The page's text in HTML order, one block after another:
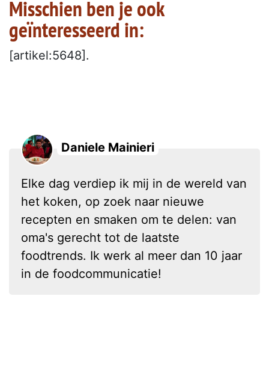
Misschien ben je ook
geïnteresseerd in:
[artikel:5648].
Daniele Mainieri
Elke dag verdiep ik mij in de wereld van
het koken, op zoek naar nieuwe
recepten en smaken om te delen: van
oma's gerecht tot de laatste
foodtrends. Ik werk al meer dan 10 jaar
in de foodcommunicatie!